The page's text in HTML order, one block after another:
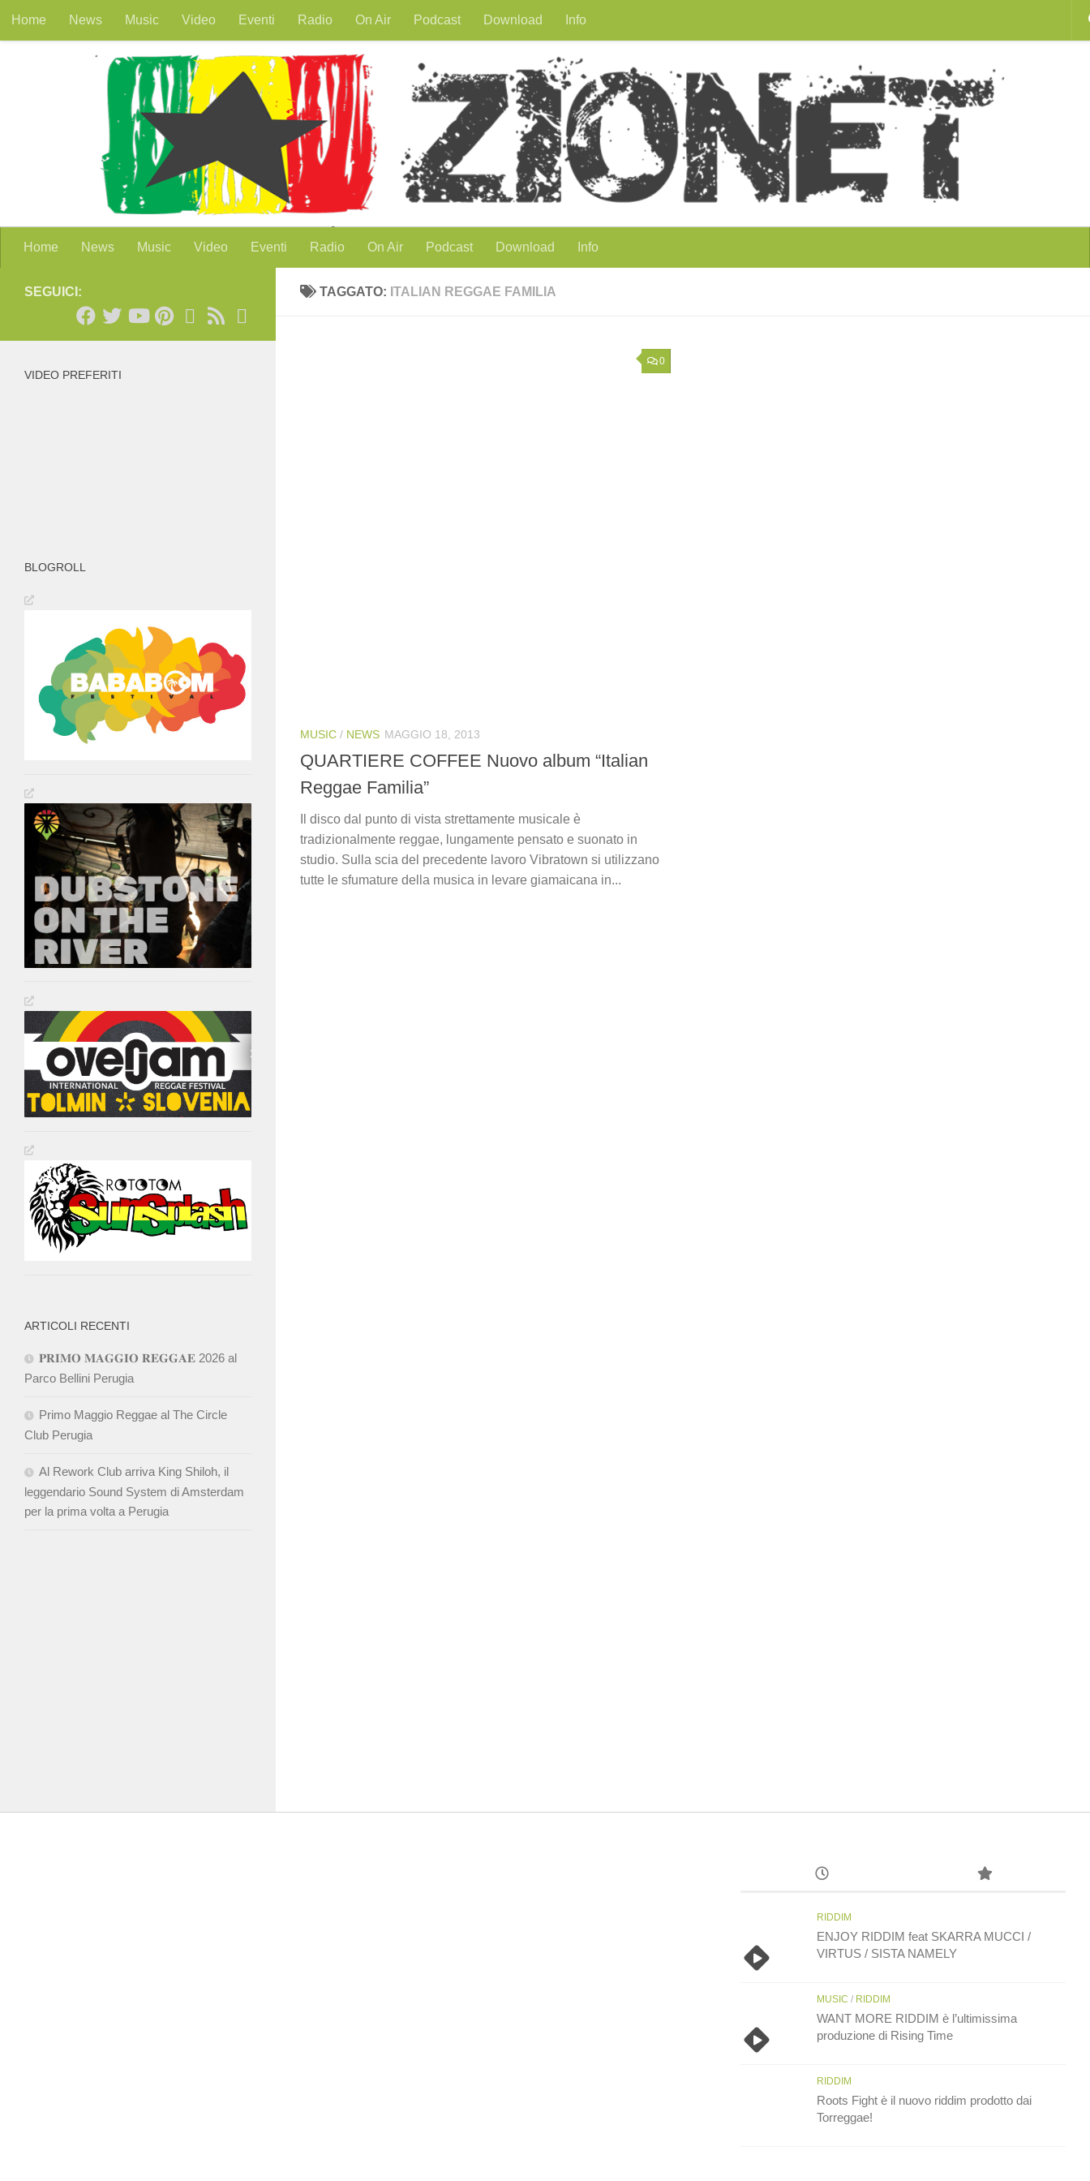
Salta al contenuto
Home News Music Video Eventi Radio On Air Podcast Download Info
Home News Music Video Eventi Radio On Air Podcast Download Info
TAGGATO: ITALIAN REGGAE FAMILIA
0
MUSIC / NEWS MAGGIO 18, 2013
QUARTIERE COFFEE Nuovo album “Italian
Reggae Familia”
Il disco dal punto di vista strettamente musicale è
tradizionalmente reggae, lungamente pensato e suonato in
studio. Sulla scia del precedente lavoro Vibratown si utilizzano
tutte le sfumature della musica in levare giamaicana in...
SEGUICI:
VIDEO PREFERITI
BLOGROLL
ARTICOLI RECENTI
𝐏𝐑𝐈𝐌𝐎 𝐌𝐀𝐆𝐆𝐈𝐎 𝐑𝐄𝐆𝐆𝐀𝐄 2026 al
Parco Bellini Perugia
Primo Maggio Reggae al The Circle
Club Perugia
Al Rework Club arriva King Shiloh, il
leggendario Sound System di Amsterdam
per la prima volta a Perugia
RIDDIM
ENJOY RIDDIM feat SKARRA MUCCI /
VIRTUS / SISTA NAMELY
MUSIC / RIDDIM
WANT MORE RIDDIM è l’ultimissima
produzione di Rising Time
RIDDIM
Roots Fight è il nuovo riddim prodotto dai
Torreggae!